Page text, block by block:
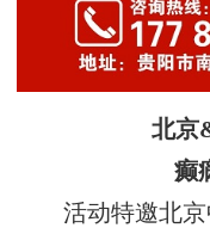
北京
癫
活动特邀北